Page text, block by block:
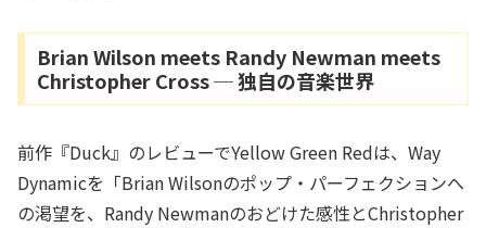
Brian Wilson meets Randy Newman meets
Christopher Cross ─ 独自の音楽世界
前作『Duck』のレビューでYellow Green Redは、Way
Dynamicを「Brian Wilsonのポップ・パーフェクションへ
の渇望を、Randy Newmanのおどけた感性とChristopher